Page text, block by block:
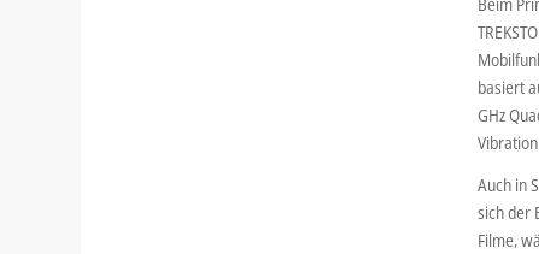
basiert
GHz
Auch in
sich der
Filme,